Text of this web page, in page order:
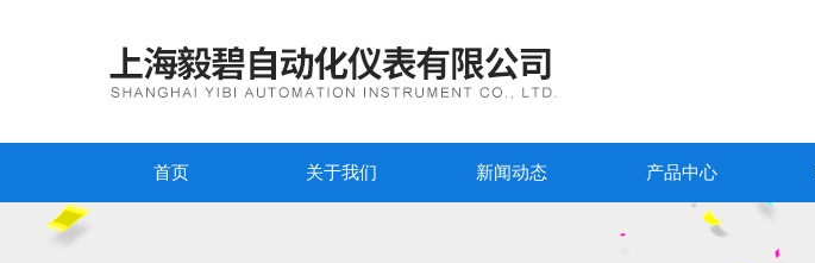
首页 关于我们 新闻动态 产品中心